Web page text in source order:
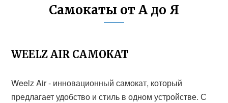
Самокаты от А до Я
WEELZ AIR САМОКАТ
Weelz Air - инновационный самокат, который
предлагает удобство и стиль в одном устройстве. С